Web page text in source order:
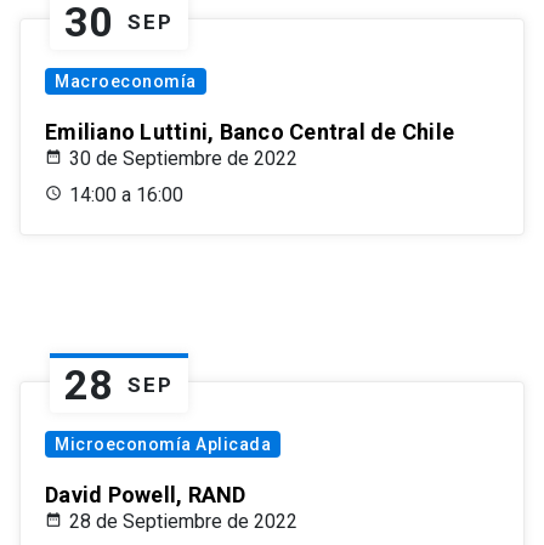
30 SEP
Macroeconomía
Emiliano Luttini, Banco Central de Chile
30 de Septiembre de 2022
14:00 a 16:00
28 SEP
Microeconomía Aplicada
David Powell, RAND
28 de Septiembre de 2022